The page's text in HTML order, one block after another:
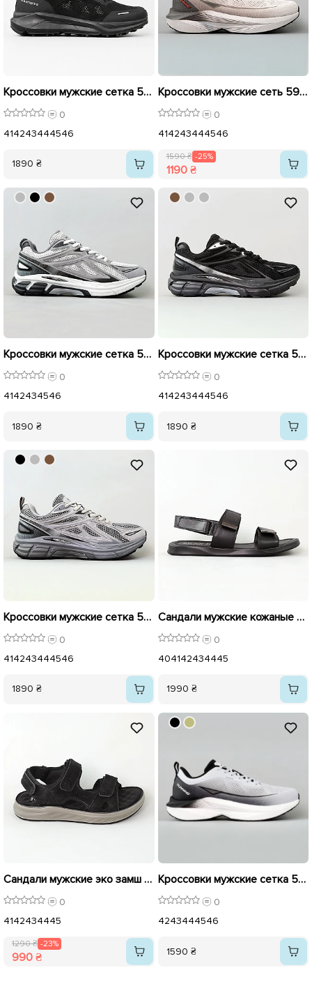
Кроссовки мужские сетка 595410 Черный
0
414243444546
1890 ₴
Кроссовки мужские сеть 595408 Бежевый распродажа
0
414243444546
1590 ₴ -25%
1190 ₴
Кроссовки мужские сетка 595636 Серые с белым
0
4142434546
1890 ₴
Кроссовки мужские сетка 595634 Черные
0
414243444546
1890 ₴
Кроссовки мужские сетка 595635 Серые
0
414243444546
1890 ₴
Сандали мужские кожаные 594569 Черные
0
404142434445
1990 ₴
Сандали мужские эко замш 595431 Черные распродажа
0
4142434445
1290 ₴ -23%
990 ₴
Кроссовки мужские сетка 595409 Серый
0
4243444546
1590 ₴